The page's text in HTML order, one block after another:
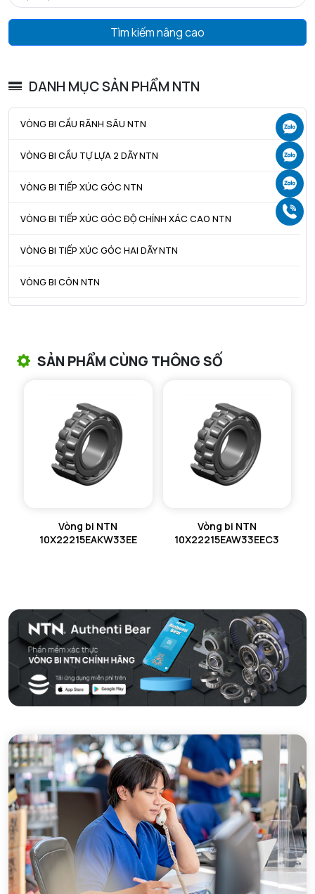
Tìm kiếm nâng cao
DANH MỤC SẢN PHẨM NTN
VÒNG BI CẦU RÃNH SÂU NTN
VÒNG BI CẦU TỰ LỰA 2 DÃY NTN
VÒNG BI TIẾP XÚC GÓC NTN
VÒNG BI TIẾP XÚC GÓC ĐỘ CHÍNH XÁC CAO NTN
VÒNG BI TIẾP XÚC GÓC HAI DÃY NTN
VÒNG BI CÔN NTN
VÒNG BI KIM NTN
VÒNG BI CHẶN TRỤC NTN
VÒNG BI LĂN TRỤ ĐẨY NTN
GỐI ĐỠ 2 NỬA NTN
Tmin - Nhiệt độ hoạt động tối thiểu -20 °C
Tmax - Nhiệt độ hoạt động tối đa 110 °C
GIỚI HẠN
da min - Đường kính vai tối thiểu IR 84 mm
0 mm
db - Đường kính tối thiểu cho ống lót 0 mm
Da max - Đường kính vai tối đa OR 121,6 mm
ra max - Bán kính góc lượn tối đa trục & vỏ 1,5 mm
SẢN PHẨM CÙNG THÔNG SỐ
Vòng bi NTN
10X22215EAKW33EE
Vòng bi NTN
10X22215EAW33EEC3